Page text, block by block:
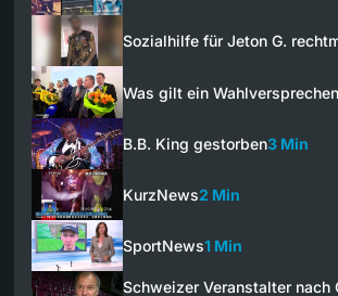
Sozialhilfe für Jeton G.
Was gilt ein
B.B. King gestorben3 Min
KurzNews2 Min
SportNews1 Min
Schweizer Veranstalter nach